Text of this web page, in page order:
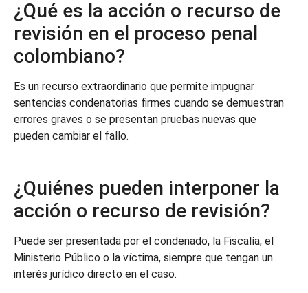
¿Qué es la acción o recurso de
revisión en el proceso penal
colombiano?
Es un recurso extraordinario que permite impugnar
sentencias condenatorias firmes cuando se demuestran
errores graves o se presentan pruebas nuevas que
pueden cambiar el fallo.
¿Quiénes pueden interponer la
acción o recurso de revisión?
Puede ser presentada por el condenado, la Fiscalía, el
Ministerio Público o la víctima, siempre que tengan un
interés jurídico directo en el caso.